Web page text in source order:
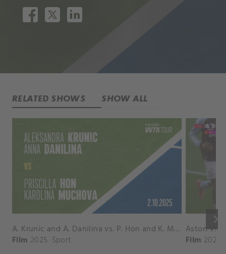
RELATED SHOWS SHOW ALL
keyboard_arrow_right
A. Krunic and A. Danilina vs. P. Hon and K. Muchova Match Highlights - BEIJING_Capital Group Diamond ( October 02, 2025)
Film 2025 Sport Film 2026